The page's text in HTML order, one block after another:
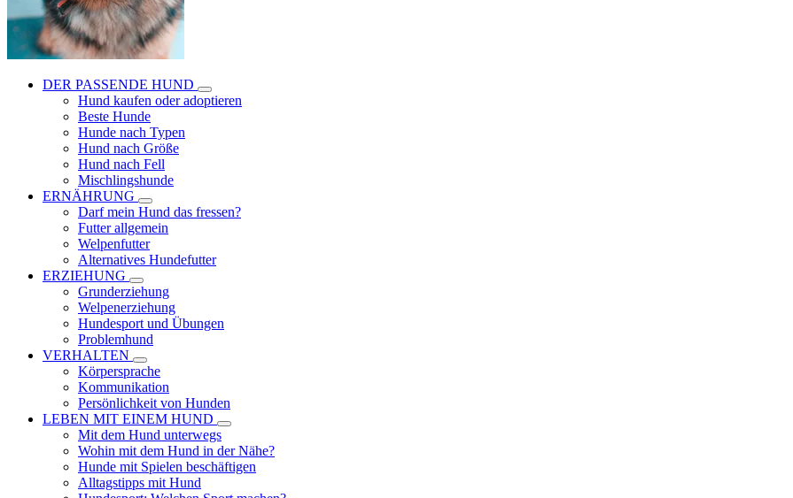
DER PASSENDE HUND
Hund kaufen oder adoptieren
Beste Hunde
Hunde nach Typen
Hund nach Größe
Hund nach Fell
Mischlingshunde
ERNÄHRUNG
Darf mein Hund das fressen?
Futter allgemein
Welpenfutter
Alternatives Hundefutter
ERZIEHUNG
Grunderziehung
Welpenerziehung
Hundesport und Übungen
Problemhund
VERHALTEN
Körpersprache
Kommunikation
Persönlichkeit von Hunden
LEBEN MIT EINEM HUND
Mit dem Hund unterwegs
Wohin mit dem Hund in der Nähe?
Hunde mit Spielen beschäftigen
Alltagstipps mit Hund